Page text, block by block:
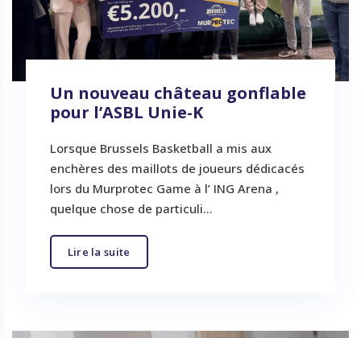
Un nouveau château gonflable
pour l’ASBL Unie-K
Lorsque Brussels Basketball a mis aux
enchères des maillots de joueurs dédicacés
lors du Murprotec Game à l’ ING Arena ,
quelque chose de particuli...
Lire la suite